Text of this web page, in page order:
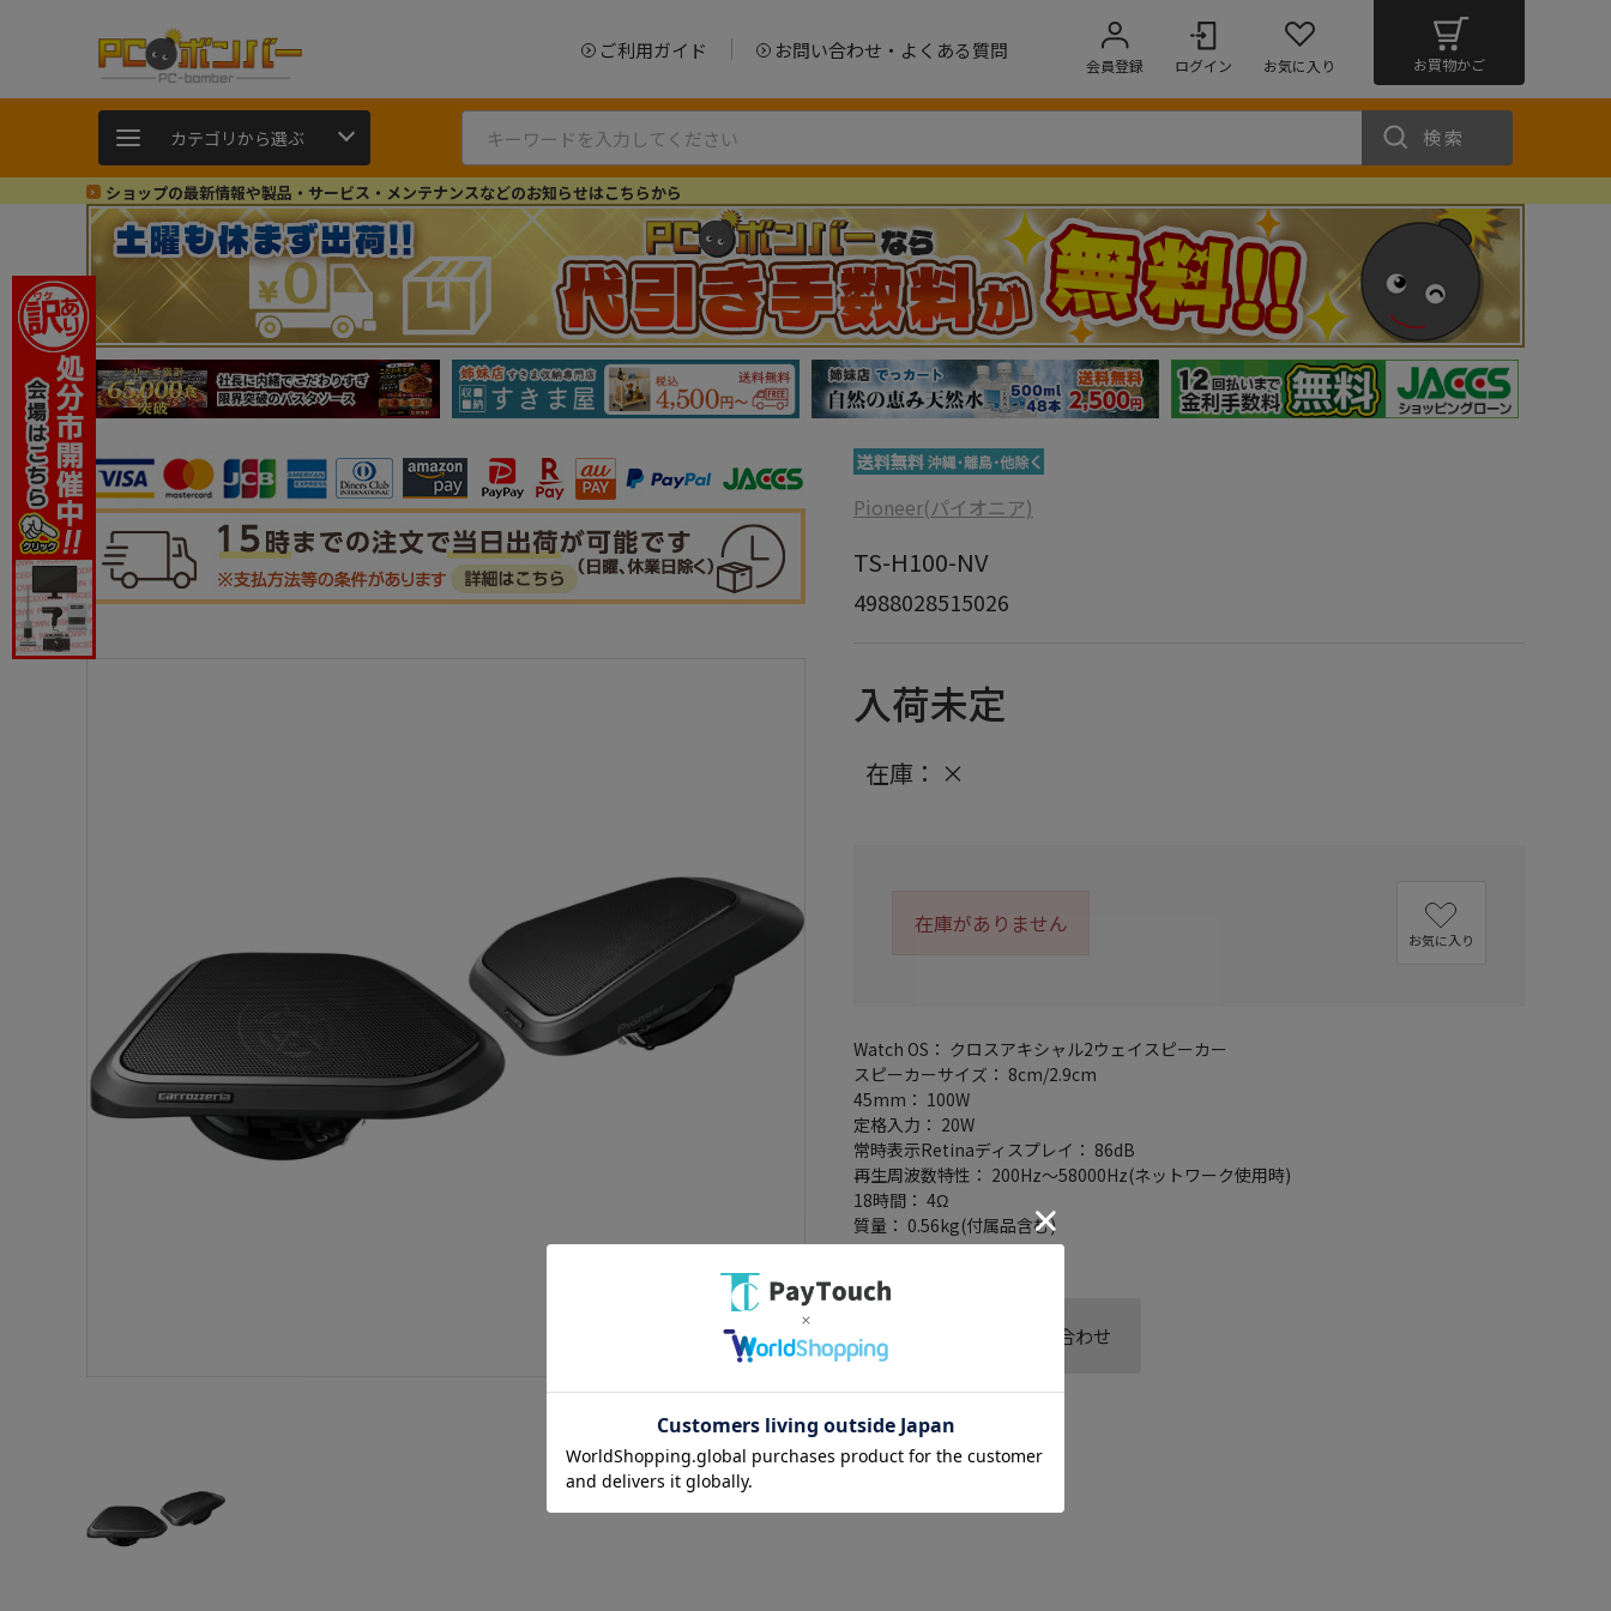
ご利用ガイド お問い合わせ・よくある質問
会員登録 ログイン お気に入り お買物かご
カテゴリから選ぶ 検索
ショップの最新情報や製品・サービス・メンテナンスなどのお知らせはこちらから
Pioneer(パイオニア)
TS-H100-NV
4988028515026
入荷未定
在庫： ×
在庫がありません
お気に入り
Watch OS： クロスアキシャル2ウェイスピーカー
スピーカーサイズ： 8cm/2.9cm
45mm： 100W
定格入力： 20W
常時表示Retinaディスプレイ： 86dB
再生周波数特性： 200Hz～58000Hz(ネットワーク使用時)
18時間： 4Ω
質量： 0.56kg(付属品含む)
この商品へのお問い合わせ